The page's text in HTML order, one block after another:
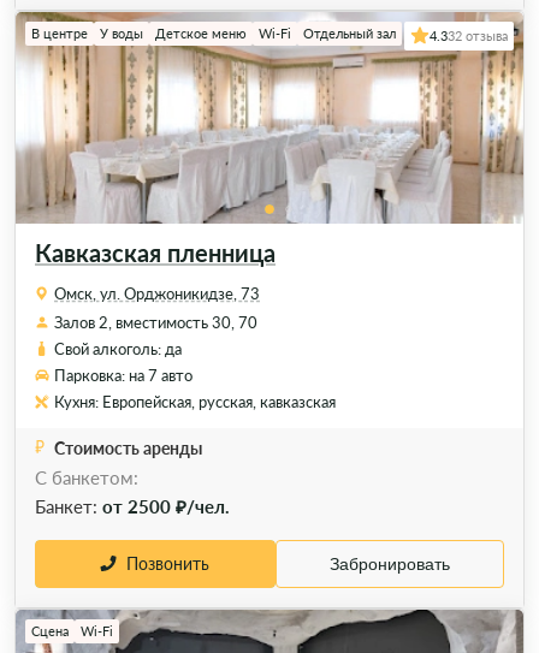
Кавказская пленница
В центре У воды Детское меню Wi-Fi Отдельный зал 4.332 отзыва
Омск, ул. Орджоникидзе, 73
Залов 2, вместимость 30, 70
Свой алкоголь: да
Парковка: на 7 авто
Кухня: Европейская, русская, кавказская
Стоимость аренды
С банкетом:
Банкет: от 2500 ₽/чел.
Позвонить Забронировать
Сцена Wi-Fi